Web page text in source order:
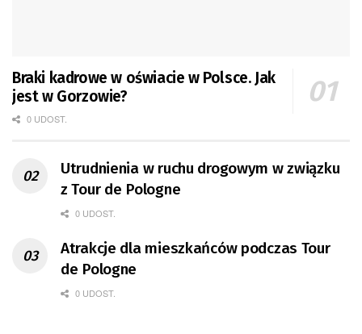
Braki kadrowe w oświacie w Polsce. Jak
jest w Gorzowie?
0 UDOST.
Utrudnienia w ruchu drogowym w związku
z Tour de Pologne
0 UDOST.
Atrakcje dla mieszkańców podczas Tour
de Pologne
0 UDOST.